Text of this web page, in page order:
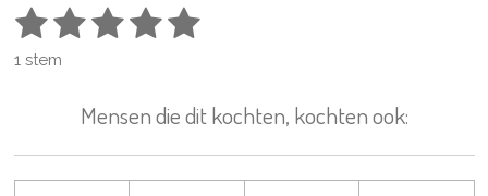
R
a
t
:
5
1
s
r
2
s
r
3
e
r
4
e
r
5
e
r
e
1 stem
Mensen die dit kochten, kochten ook: